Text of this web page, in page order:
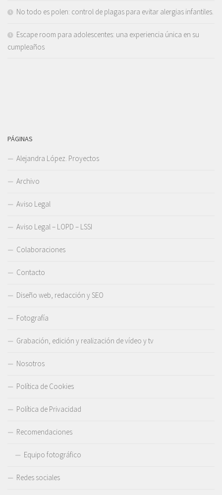
No todo es polen: control de plagas para evitar alergias infantiles.
Escape room para adolescentes: una experiencia única en su
cumpleaños
PÁGINAS
Alejandra López. Proyectos
Archivo
Aviso Legal
Aviso Legal – LOPD – LSSI
Colaboraciones
Contacto
Diseño web, redacción y SEO
Fotografía
Grabación, edición y realización de vídeo y tv
Nosotros
Política de Cookies
Política de Privacidad
Recomendaciones
Equipo fotográfico
Redes sociales